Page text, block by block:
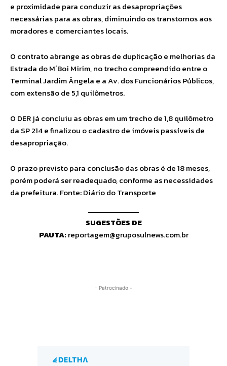
e proximidade para conduzir as desapropriações
necessárias para as obras, diminuindo os transtornos aos
moradores e comerciantes locais.
O contrato abrange as obras de duplicação e melhorias da
Estrada do M´Boi Mirim, no trecho compreendido entre o
Terminal Jardim Ângela e a Av. dos Funcionários Públicos,
com extensão de 5,1 quilômetros.
O DER já concluiu as obras em um trecho de 1,8 quilômetro
da SP 214 e finalizou o cadastro de imóveis passíveis de
desapropriação.
O prazo previsto para conclusão das obras é de 18 meses,
porém poderá ser readequado, conforme as necessidades
da prefeitura. Fonte: Diário do Transporte
SUGESTÕES DE
PAUTA:reportagem@gruposulnews.com.br
- Patrocinado -